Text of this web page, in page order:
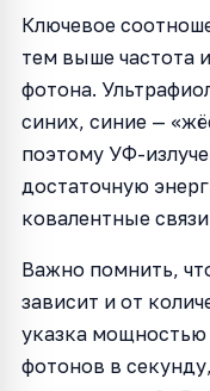
Ключевое
тем выше частота
фотона.
синих, синие —
поэтому УФ-
достаточную
ковалентные
Важно помнить,
зависит и от
указка мощностью
фотонов в